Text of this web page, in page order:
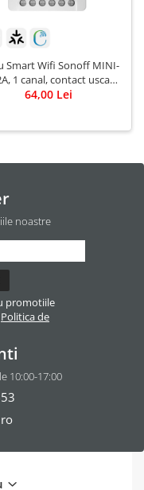
Smart Wifi Sonoff MINI-
1 canal, contact uscat
AC-DC, Matter
64,00 Lei
noastre
promotiile
Politica de
10:00-17:00